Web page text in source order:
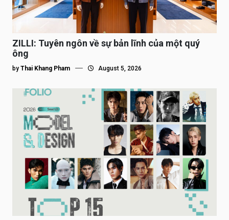
ZILLI: Tuyên ngôn về sự bản lĩnh của một quý
ông
by Thai Khang Pham August 5, 2026